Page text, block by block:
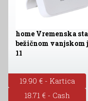
home Vremenska
bežičnom vanjskom
11
19.90 € - Kartica
18.71 € - Cash